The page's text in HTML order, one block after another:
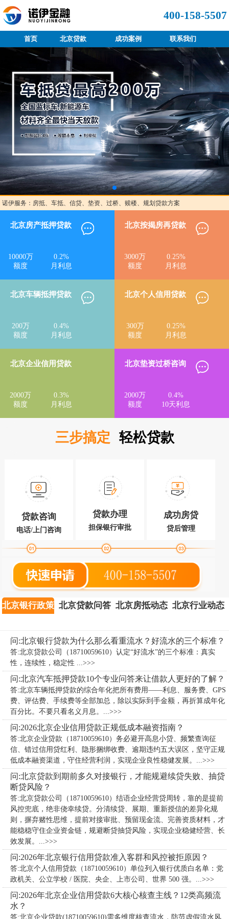
400-158-5507
首页 北京贷款 成功案例 联系我们
诺伊服务：房抵、车抵、信贷、垫资、过桥、赎楼、规划贷款方案
北京房产抵押贷款
10000万
额度
0.2%
月利息
北京按揭房再贷款
3000万
额度
0.25%
月利息
北京车辆抵押贷款
200万
额度
0.4%
月利息
北京个人信用贷款
300万
额度
0.25%
月利息
北京企业信用贷款
2000万
额度
0.3%
月利息
北京垫资过桥咨询
2000万
额度
0.4%
10天利息
三步搞定 轻松贷款
贷款咨询
电话/上门咨询
贷款办理
担保银行审批
成功房贷
贷后管理
北京银行政策 北京贷款问答 北京房抵动态 北京行业动态
问:北京银行贷款为什么那么看重流水？好流水的三个标准？
答:北京贷款公司（18710059610）认定“好流水”的三个标准：真实
性，连续性，稳定性 ...>>>
问:北京汽车抵押贷款10个专业问答来让借款人更好的了解？
答:北京车辆抵押贷款的综合年化把所有费用——利息、服务费、GPS
费、评估费、手续费等全部加总，除以实际到手金额，再折算成年化
百分比。不要只看名义月息。...>>>
问:2026北京企业信用贷款正规低成本融资指南？
答:北京企业贷款（18710059610）务必避开高息小贷、频繁查询征
信、错过信用贷红利、隐形捆绑收费、逾期违约五大误区，坚守正规
低成本融资渠道，守住经营利润，实现企业良性稳健发展。...>>>
问:北京贷款到期前多久对接银行，才能规避续贷失败、抽贷
断贷风险？
答:北京贷款公司（18710059610）​结语企业经营贷周转，靠的是提前
风控兜底，绝非侥幸续贷。分清续贷、展期、重新授信的差异化规
则，摒弃赌性思维，提前对接审批、预留现金流、完善资质材料，才
能稳稳守住企业资金链，规避断贷抽贷风险，实现企业稳健经营、长
效发展。...>>>
问:2026年北京银行信用贷款准入客群和风控被拒原因？
答:北京个人信用贷款（18710059610）单位列入银行优质白名单：党
政机关、公立学校 / 医院、央企、上市公司、世界 500 强。...>>>
问:2026年北京企业信用贷款6大核心核查主线？12类高频流
水？
答:北京企业贷款(18710059610)需多维度核查流水，防范虚假流水风